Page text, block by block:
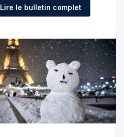
Lire le bulletin complet